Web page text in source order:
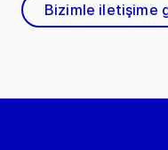
Bizimle iletişime